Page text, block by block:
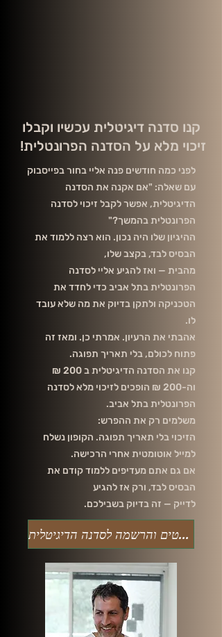
קנו סדנה דיגיטלית עכשיו וקבלו
זיכוי מלא על הסדנה הפרונטלית!
לפני כמה חודשים פנה אליי בחור בפייסבוק
עם שאלה: "אם אקנה את הסדנה
הדיגיטלית, אפשר לקבל זיכוי לסדנה
הפרונטלית בהמשך?"
ההיגיון שלו היה נכון. הוא רצה ללמוד את
הבסיס לבד, בקצב שלו,
מהבית — ואז להגיע אליי לסדנה
הפרונטלית בתל אביב כדי לחדד את
הטכניקה ולתקן בדיוק את מה שלא עובד
לו.
אהבתי את הרעיון. אמרתי כן. ומאז זה
פתוח לכולם, בלי תאריך תפוגה.
קנו את הסדנה הדיגיטלית ב 200 ₪
וה-200 ₪ הופכים לזיכוי מלא לסדנה
הפרונטלית בתל אביב.
משלמים רק את ההפרש:
הזיכוי בלי תאריך תפוגה. הקופון נשלח
למייל אוטומטית אחרי הרכישה.
אם גם אתם מעדיפים ללמוד קודם את
הבסיס לבד, ורק אז להגיע
לדייק — זה בדיוק בשבילכם.
לפרטים והרשמה לסדנה הדיגיטלית